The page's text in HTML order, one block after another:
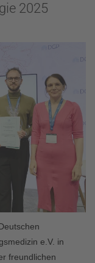
2025
e.V. in
freundlichen